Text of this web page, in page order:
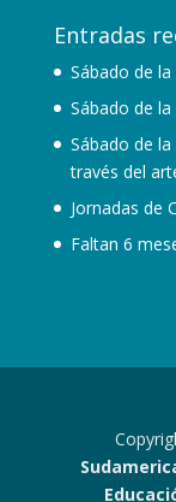
Entradas
Sábado de
Sábado de
Sábado de
través del
Jornadas de
Faltan 6